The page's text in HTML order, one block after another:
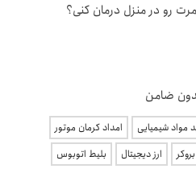
رو در منزل درمان کنی؟
مواد شیمیایی
امداد کرمان موتور
ارز دیجیتال بلیط اتوبوس